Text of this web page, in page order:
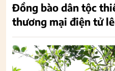
Đồng bào dân tộc
thương mại điện tử